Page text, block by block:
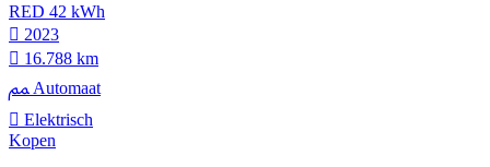
RED 42 kWh
2023
16.788 km
Automaat
Elektrisch
Kopen